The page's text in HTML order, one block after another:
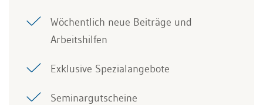
Wöchentlich neue Beiträge und
Arbeitshilfen
Exklusive Spezialangebote
Seminargutscheine